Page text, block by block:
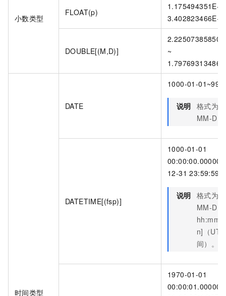
小数类型
FLOAT(p)
1.175494351E-
DOUBLE[(M,D)]
~
时间类型
DATE
1000-01-
说明 格式为
MM-DD
DATETIME[(fsp)]
1000-01-01
12-31
说明 格式为
MM-DD
n]（UTC
间）。
1970-01-01